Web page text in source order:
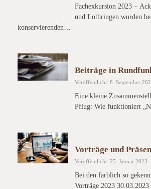
Fachexkursion 2023 –
und Lothringen wurden
konservierenden…
Beiträge in
Veröffentlicht: 8. September
Eine kleine
Pflug: Wie funktioniert
Vorträge und
Veröffentlicht: 25. Januar 2023
Bei den farblich so
Vorträge 2023